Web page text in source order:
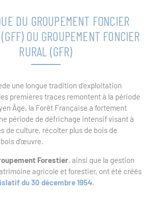
DU GROUPEMENT FONCIER
OU GROUPEMENT FONCIER
RURAL (GFR)
une longue tradition d’exploitation
premières traces remontent à la période
Âge, la Forêt Française a fortement
période de défrichage intensif visant à
de culture, récolter plus de bois de
d’œuvre.
Forestier, ainsi que la gestion
agricole et forestier, ont été créés
du 30 décembre 1954.